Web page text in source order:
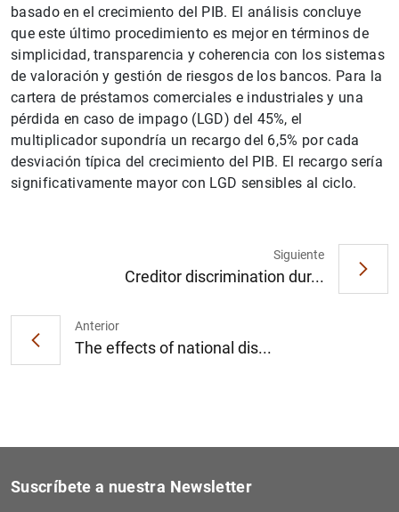
basado en el crecimiento del PIB. El análisis concluye
que este último procedimiento es mejor en términos de
simplicidad, transparencia y coherencia con los sistemas
de valoración y gestión de riesgos de los bancos. Para la
cartera de préstamos comerciales e industriales y una
pérdida en caso de impago (LGD) del 45%, el
multiplicador supondría un recargo del 6,5% por cada
desviación típica del crecimiento del PIB. El recargo sería
significativamente mayor con LGD sensibles al ciclo.
Anterior
The effects of national dis...
Siguiente
Creditor discrimination dur...
1 2
Suscríbete a nuestra Newsletter